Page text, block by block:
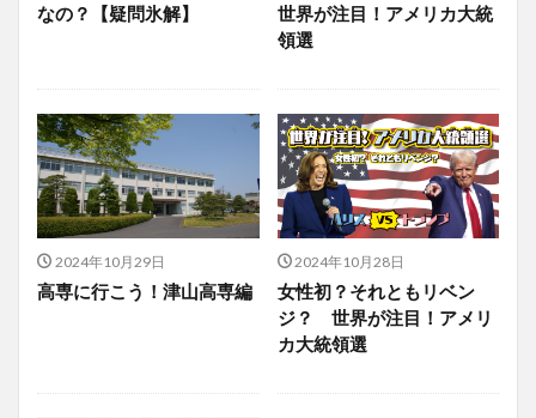
なの？【疑問氷解】
世界が注目！アメリカ大統
領選
2024年10月29日
高専に行こう！津山高専編
2024年10月28日
女性初？それともリベン
ジ？ 世界が注目！アメリ
カ大統領選